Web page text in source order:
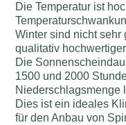
Die Temperatur ist
Winter sind nicht sehr
qualitativ
Die
1500 und 2000
Niederschlagsmenge
Dies ist ein ideales
für den Anbau von